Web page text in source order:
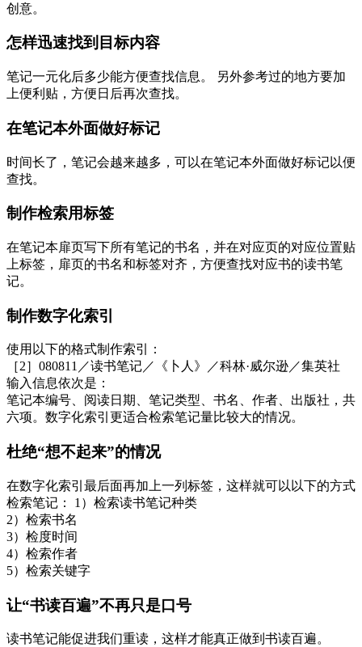
创意。
怎样迅速找到目标内容
笔记一元化后多少能方便查找信息。 另外参考过的地方要加
上便利贴，方便日后再次查找。
在笔记本外面做好标记
时间长了，笔记会越来越多，可以在笔记本外面做好标记以便
查找。
制作检索用标签
在笔记本扉页写下所有笔记的书名，并在对应页的对应位置贴
上标签，扉页的书名和标签对齐，方便查找对应书的读书笔
记。
制作数字化索引
使用以下的格式制作索引：
［2］080811／读书笔记／《卜人》／科林·威尔逊／集英社
输入信息依次是：
笔记本编号、阅读日期、笔记类型、书名、作者、出版社，共
六项。数字化索引更适合检索笔记量比较大的情况。
杜绝“想不起来”的情况
在数字化索引最后面再加上一列标签，这样就可以以下的方式
检索笔记： 1）检索读书笔记种类
2）检索书名
3）检度时间
4）检索作者
5）检索关键字
让“书读百遍”不再只是口号
读书笔记能促进我们重读，这样才能真正做到书读百遍。